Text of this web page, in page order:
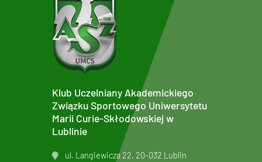
Klub Uczelniany Akademickiego
Związku Sportowego Uniwersytetu
Marii Curie-Skłodowskiej w
Lublinie
ul. Langiewicza 22, 20-032 Lublin